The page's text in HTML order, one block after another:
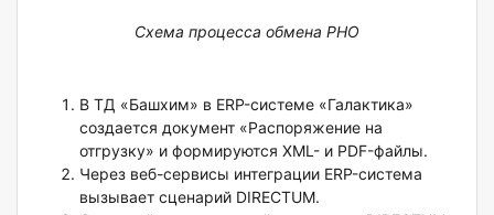
Схема процесса обмена РНО
В ТД «Башхим» в ERP-системе «Галактика»
создается документ «Распоряжение на
отгрузку» и формируются XML- и PDF-файлы.
Через веб-сервисы интеграции ERP-система
вызывает сценарий DIRECTUM.